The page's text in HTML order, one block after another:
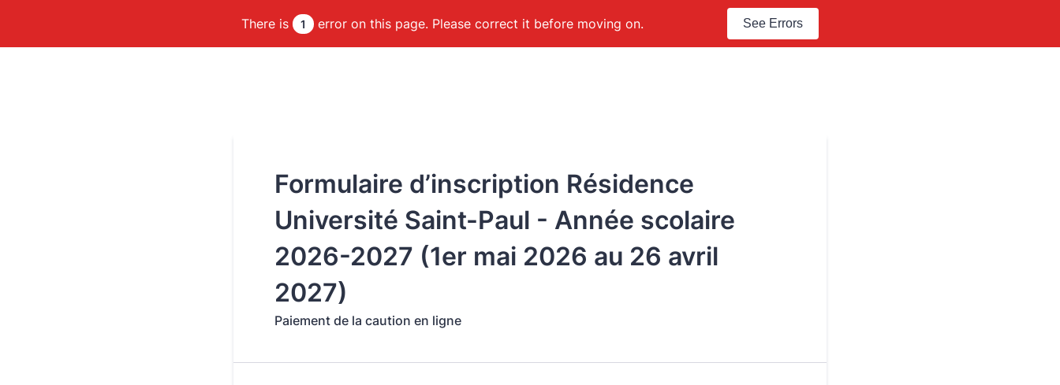
There is 1 error on this page. Please correct it before moving on. See Errors
Formulaire d’inscription Résidence
Université Saint-Paul - Année scolaire
2026-2027 (1er mai 2026 au 26 avril
2027)
Paiement de la caution en ligne